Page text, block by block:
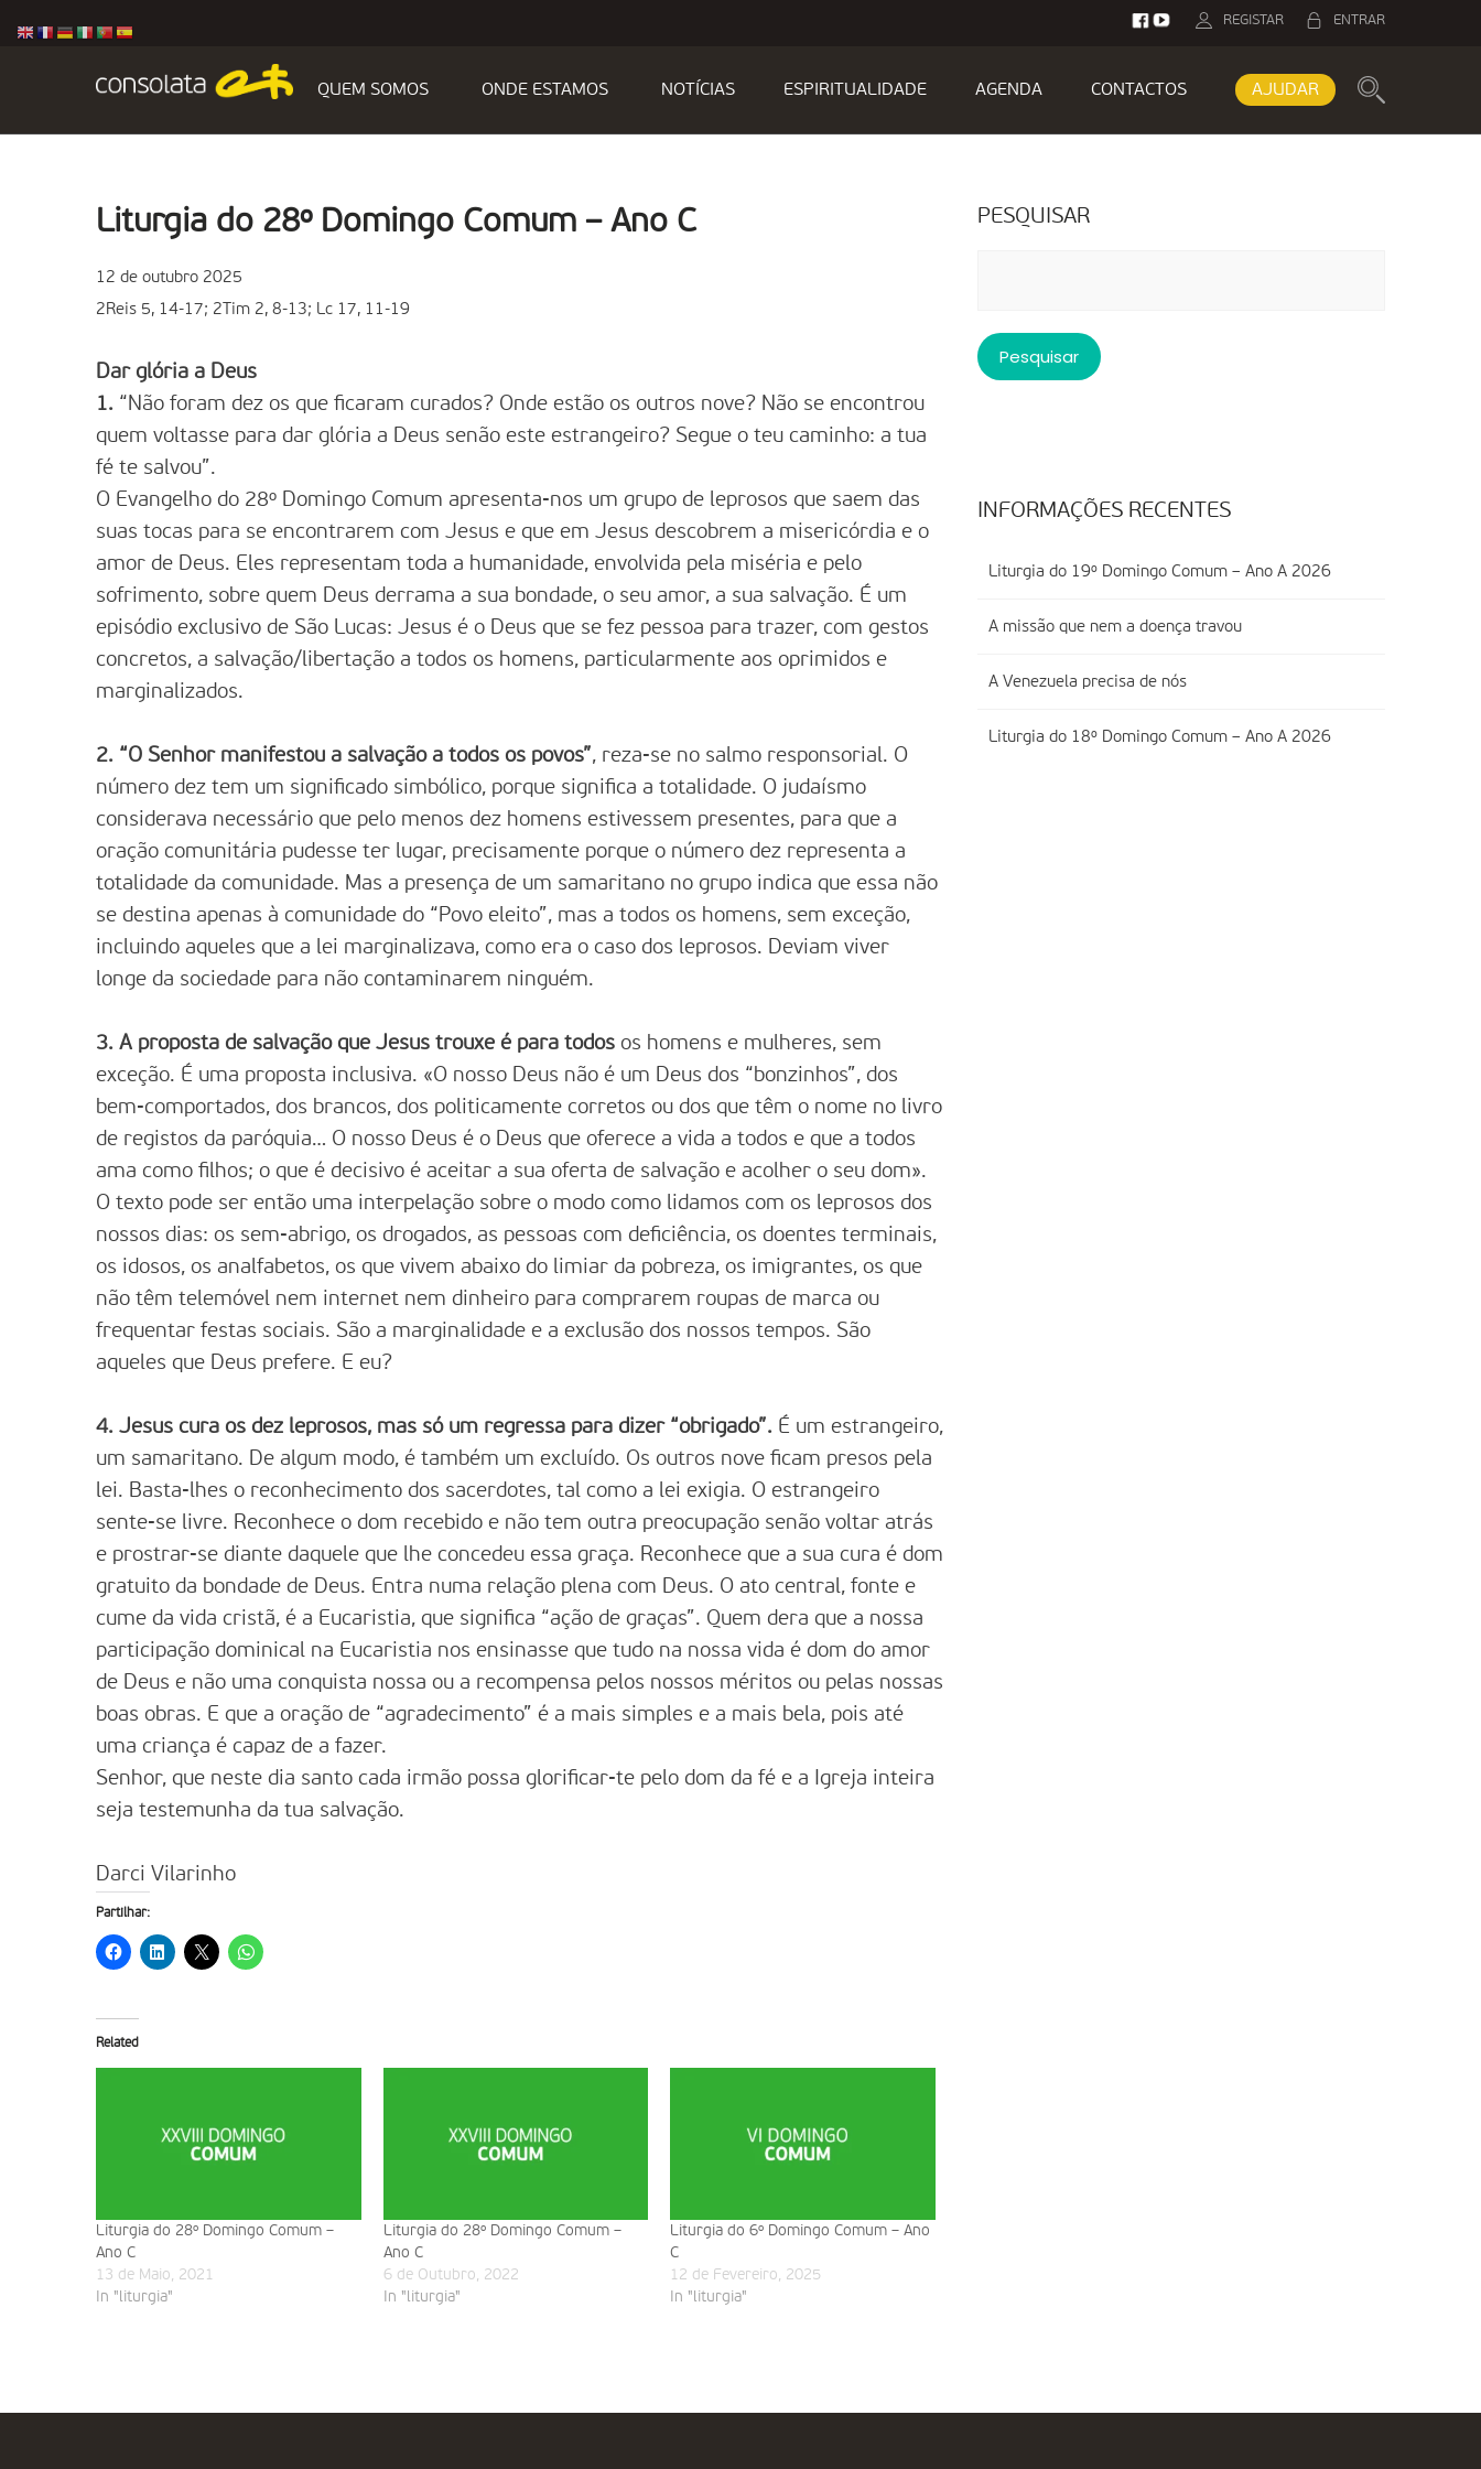
ENTRAR
REGISTAR
QUEM SOMOS ONDE ESTAMOS NOTÍCIAS ESPIRITUALIDADE AGENDA CONTACTOS AJUDAR
Liturgia do 28º Domingo Comum – Ano C
12 de outubro 2025
2Reis 5, 14-17; 2Tim 2, 8-13; Lc 17, 11-19
Dar glória a Deus
1. “Não foram dez os que ficaram curados? Onde estão os outros nove? Não se encontrou
quem voltasse para dar glória a Deus senão este estrangeiro? Segue o teu caminho: a tua
fé te salvou”.
O Evangelho do 28º Domingo Comum apresenta-nos um grupo de leprosos que saem das
suas tocas para se encontrarem com Jesus e que em Jesus descobrem a misericórdia e o
amor de Deus. Eles representam toda a humanidade, envolvida pela miséria e pelo
sofrimento, sobre quem Deus derrama a sua bondade, o seu amor, a sua salvação. É um
episódio exclusivo de São Lucas: Jesus é o Deus que se fez pessoa para trazer, com gestos
concretos, a salvação/libertação a todos os homens, particularmente aos oprimidos e
marginalizados.
2. “O Senhor manifestou a salvação a todos os povos”, reza-se no salmo responsorial. O
número dez tem um significado simbólico, porque significa a totalidade. O judaísmo
considerava necessário que pelo menos dez homens estivessem presentes, para que a
oração comunitária pudesse ter lugar, precisamente porque o número dez representa a
totalidade da comunidade. Mas a presença de um samaritano no grupo indica que essa não
se destina apenas à comunidade do “Povo eleito”, mas a todos os homens, sem exceção,
incluindo aqueles que a lei marginalizava, como era o caso dos leprosos. Deviam viver
longe da sociedade para não contaminarem ninguém.
3. A proposta de salvação que Jesus trouxe é para todos os homens e mulheres, sem
exceção. É uma proposta inclusiva. «O nosso Deus não é um Deus dos “bonzinhos”, dos
bem-comportados, dos brancos, dos politicamente corretos ou dos que têm o nome no livro
de registos da paróquia… O nosso Deus é o Deus que oferece a vida a todos e que a todos
ama como filhos; o que é decisivo é aceitar a sua oferta de salvação e acolher o seu dom».
O texto pode ser então uma interpelação sobre o modo como lidamos com os leprosos dos
nossos dias: os sem-abrigo, os drogados, as pessoas com deficiência, os doentes terminais,
os idosos, os analfabetos, os que vivem abaixo do limiar da pobreza, os imigrantes, os que
não têm telemóvel nem internet nem dinheiro para comprarem roupas de marca ou
frequentar festas sociais. São a marginalidade e a exclusão dos nossos tempos. São
aqueles que Deus prefere. E eu?
4. Jesus cura os dez leprosos, mas só um regressa para dizer “obrigado”. É um estrangeiro,
um samaritano. De algum modo, é também um excluído. Os outros nove ficam presos pela
lei. Basta-lhes o reconhecimento dos sacerdotes, tal como a lei exigia. O estrangeiro
sente-se livre. Reconhece o dom recebido e não tem outra preocupação senão voltar atrás
e prostrar-se diante daquele que lhe concedeu essa graça. Reconhece que a sua cura é dom
gratuito da bondade de Deus. Entra numa relação plena com Deus. O ato central, fonte e
cume da vida cristã, é a Eucaristia, que significa “ação de graças”. Quem dera que a nossa
participação dominical na Eucaristia nos ensinasse que tudo na nossa vida é dom do amor
de Deus e não uma conquista nossa ou a recompensa pelos nossos méritos ou pelas nossas
boas obras. E que a oração de “agradecimento” é a mais simples e a mais bela, pois até
uma criança é capaz de a fazer.
Senhor, que neste dia santo cada irmão possa glorificar-te pelo dom da fé e a Igreja inteira
seja testemunha da tua salvação.
Darci Vilarinho
Partilhar:
Related
Liturgia do 28º Domingo Comum –
Ano C
13 de Maio, 2021
In "liturgia"
Liturgia do 28º Domingo Comum –
Ano C
6 de Outubro, 2022
In "liturgia"
Liturgia do 6º Domingo Comum – Ano
C
12 de Fevereiro, 2025
In "liturgia"
PESQUISAR
INFORMAÇÕES RECENTES
Liturgia do 19º Domingo Comum – Ano A 2026
A missão que nem a doença travou
A Venezuela precisa de nós
Liturgia do 18º Domingo Comum – Ano A 2026